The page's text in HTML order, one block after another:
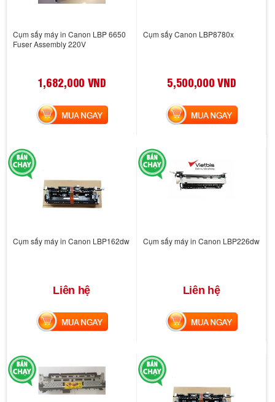
Cụm sấy máy in Canon LBP 6650
Fuser Assembly 220V
1,682,000 VND
MUA NGAY
Cụm sấy Canon LBP8780x
5,500,000 VND
MUA NGAY
Cụm sấy máy in Canon LBP162dw
Liên hệ
MUA NGAY
Cụm sấy máy in Canon LBP226dw
Liên hệ
MUA NGAY